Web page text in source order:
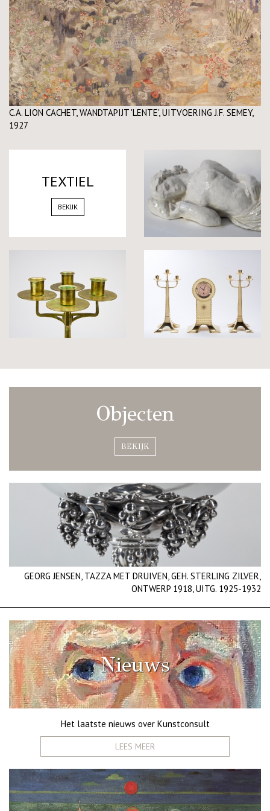
C.A. LION CACHET, WANDTAPIJT 'LENTE', UITVOERING J.F. SEMEY,
1927
TEXTIEL
BEKIJK
Objecten
BEKIJK
GEORG JENSEN, TAZZA MET DRUIVEN, GEH. STERLING ZILVER,
ONTWERP 1918, UITG. 1925-1932
Nieuws
Het laatste nieuws over Kunstconsult
LEES MEER